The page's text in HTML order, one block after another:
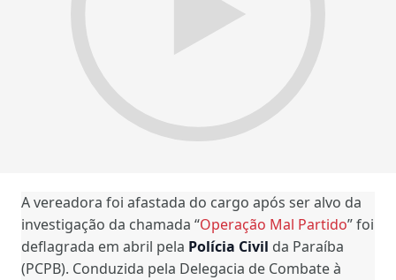
A vereadora foi afastada do cargo após ser alvo da
investigação da chamada “Operação Mal Partido” foi
deflagrada em abril pela Polícia Civil da Paraíba
(PCPB). Conduzida pela Delegacia de Combate à